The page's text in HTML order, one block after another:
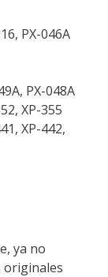
PX-046A
PX-048A
XP-355
XP-442,
ya no
originales